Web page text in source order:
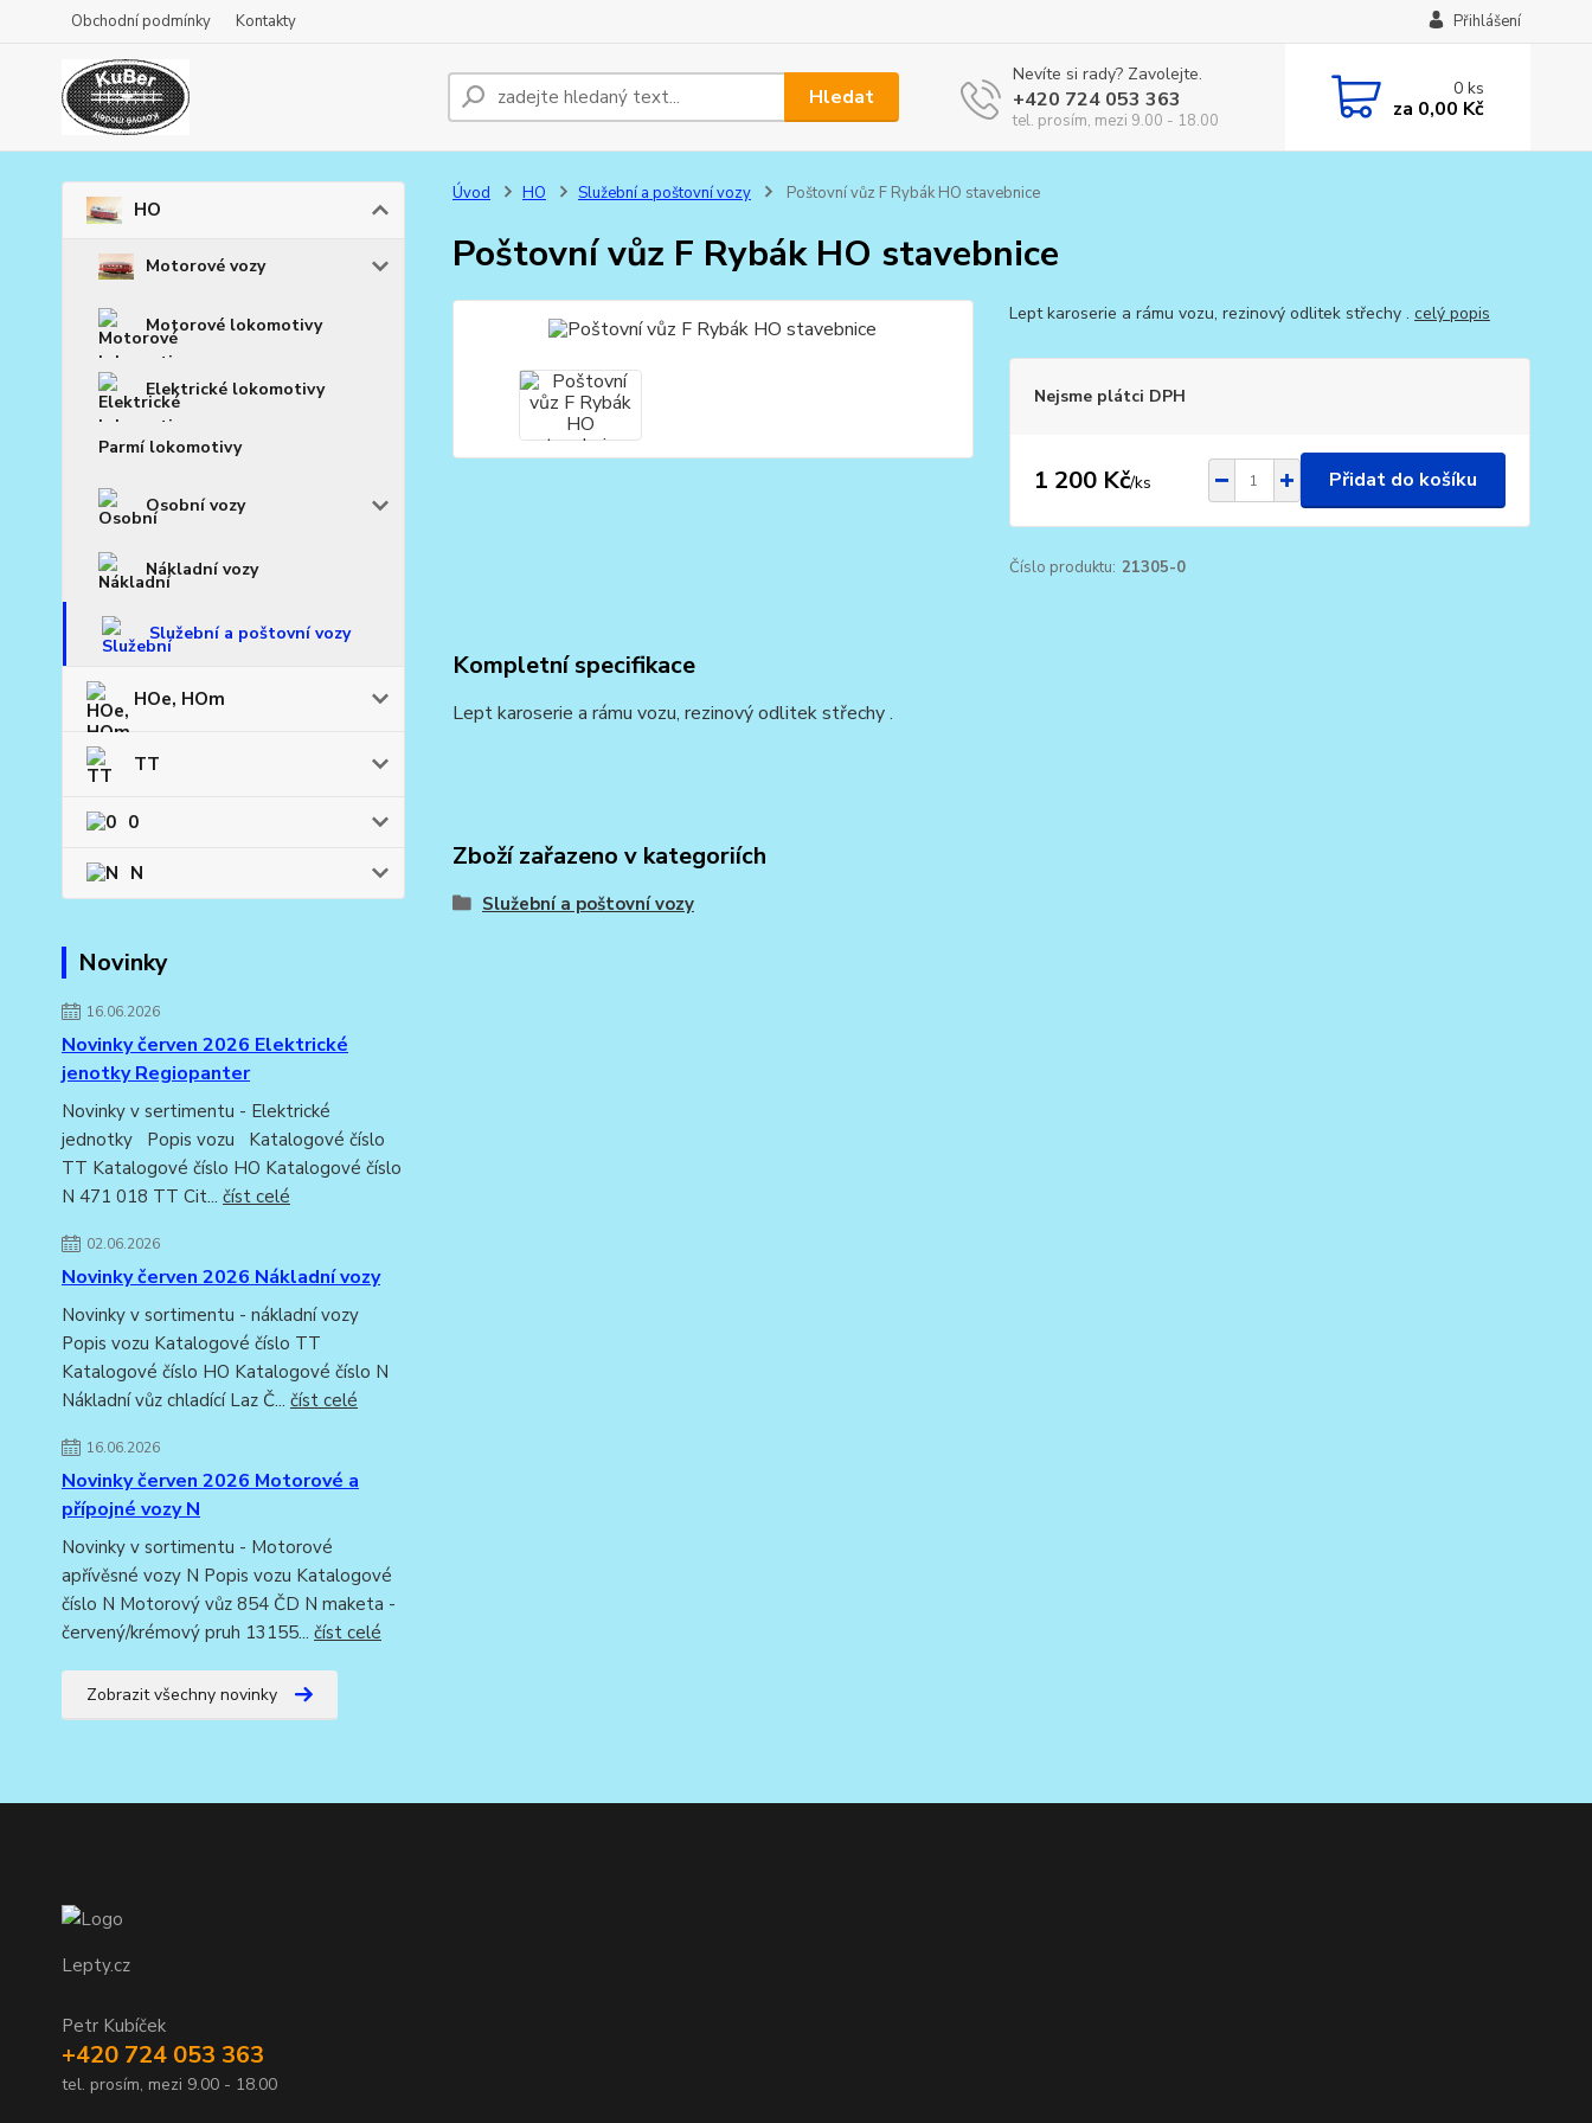
Obchodní podmínky Kontakty Přihlášení
Hledat
Nevíte si rady? Zavolejte.
+420 724 053 363
tel. prosím, mezi 9.00 - 18.00
0ks
za 0,00 Kč
HO
Motorové vozy
Motorové lokomotivy
Elektrické lokomotivy
Parmí lokomotivy
Osobní vozy
Nákladní vozy
Služební a poštovní vozy
HOe, HOm
TT
0
N
Novinky
16.06.2026
Novinky červen 2026 Elektrické
jenotky Regiopanter
Novinky v sertimentu - Elektrické
jednotky Popis vozu Katalogové číslo
TT Katalogové číslo HO Katalogové číslo
N 471 018 TT Cit... číst celé
02.06.2026
Novinky červen 2026 Nákladní vozy
Novinky v sortimentu - nákladní vozy
Popis vozu Katalogové číslo TT
Katalogové číslo HO Katalogové číslo N
Nákladní vůz chladící Laz Č... číst celé
16.06.2026
Novinky červen 2026 Motorové a
přípojné vozy N
Novinky v sortimentu - Motorové
apřívěsné vozy N Popis vozu Katalogové
číslo N Motorový vůz 854 ČD N maketa -
červený/krémový pruh 13155... číst celé
Zobrazit všechny novinky
Úvod HO Služební a poštovní vozy Poštovní vůz F Rybák HO stavebnice
Poštovní vůz F Rybák HO stavebnice
Lept karoserie a rámu vozu, rezinový odlitek střechy . celý popis
Nejsme plátci DPH
1 200 Kč/ks Přidat do košíku
Číslo produktu: 21305-0
Kompletní specifikace
Lept karoserie a rámu vozu, rezinový odlitek střechy .
Zboží zařazeno v kategoriích
Služební a poštovní vozy
Lepty.cz
Petr Kubíček
+420 724 053 363
tel. prosím, mezi 9.00 - 18.00